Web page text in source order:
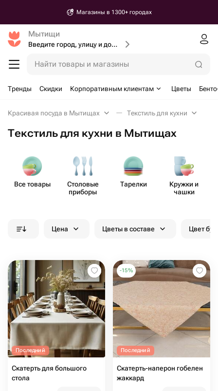
Магазины в 1300+ городах
Мытищи
Введите город, улицу и дом доставки
Найти товары и магазины
Тренды Скидки Корпоративным клиентам Цветы
Красивая посуда в Мытищах Текстиль для кухни
Текстиль для кухни в Мытищах
Все товары
Столовые
приборы
Тарелки
Кружки и
чашки
Цена Цветы в составе Цвет
Последний
Скатерть для большого
стола
-15%
Последний
Скатерть-наперон гобелен
жаккард